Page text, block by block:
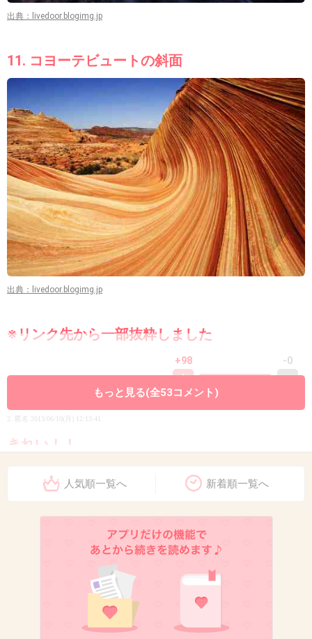
出典：livedoor.blogimg.jp
11. コヨーテビュートの斜面
出典：livedoor.blogimg.jp
※リンク先から一部抜粋しました
+98 -0
2. 匿名 2013/06/10(月) 12:13:41
きれい！！
+58
もっと見る(全53コメント)
人気順一覧へ 新着順一覧へ